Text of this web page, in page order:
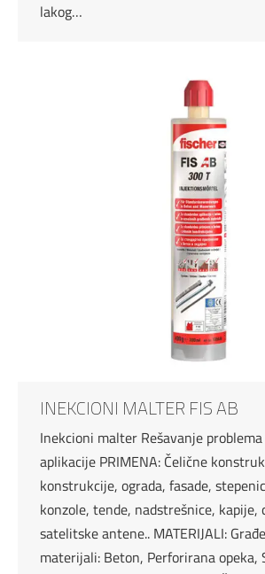
lakog…
INEKCIONI MALTER FIS AB
Inekcioni malter Rešavanje
aplikacije PRIMENA: Čelične
konstrukcije, ograda, fasade,
konzole, tende, nadstrešnice, kapije,
satelitske antene.. MATERIJALI:
materijali: Beton, Perforirana opeka,